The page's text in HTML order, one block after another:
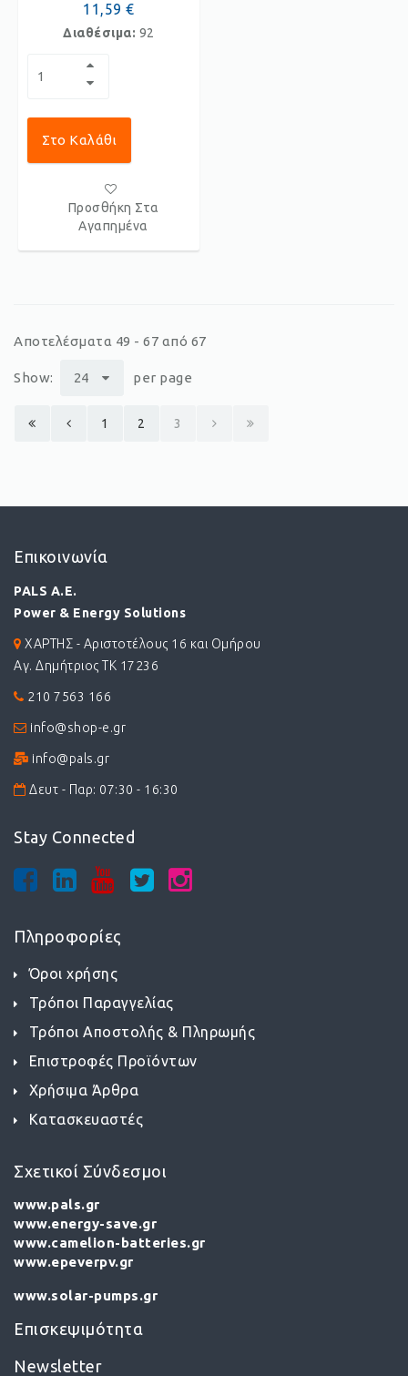
11,59 €
Διαθέσιμα: 92
Στο Καλάθι
Προσθήκη Στα
Αγαπημένα
Αποτελέσματα 49 - 67 από 67
Show: 24 per page
1 2 3
Επικοινωνία
PALS A.E.
Power & Energy Solutions
ΧΑΡΤΗΣ - Αριστοτέλους 16 και Ομήρου
Αγ. Δημήτριος ΤΚ 17236
210 7563 166
info@shop-e.gr
info@pals.gr
Δευτ - Παρ: 07:30 - 16:30
Stay Connected
Πληροφορίες
Όροι χρήσης
Τρόποι Παραγγελίας
Τρόποι Αποστολής & Πληρωμής
Επιστροφές Προϊόντων
Χρήσιμα Άρθρα
Κατασκευαστές
Σχετικοί Σύνδεσμοι
www.pals.gr
www.energy-save.gr
www.camelion-batteries.gr
www.epeverpv.gr
www.solar-pumps.gr
Επισκεψιμότητα
Newsletter